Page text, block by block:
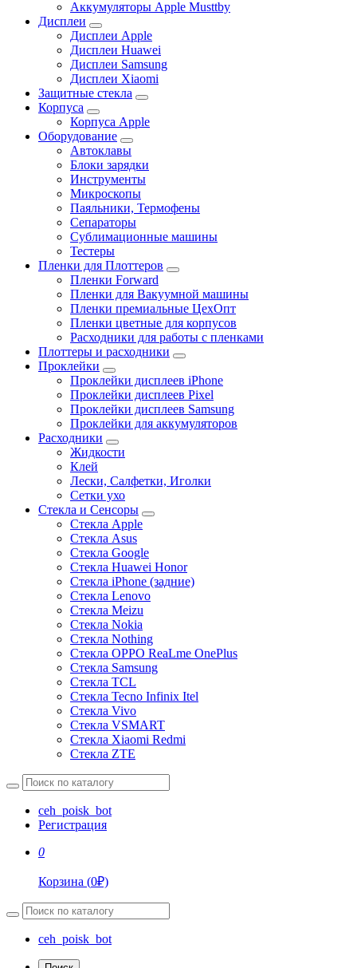
Аккумуляторы Apple Musttby
Дисплеи
Дисплеи Apple
Дисплеи Huawei
Дисплеи Samsung
Дисплеи Xiaomi
Защитные стекла
Корпуса
Корпуса Apple
Оборудование
Автоклавы
Блоки зарядки
Инструменты
Микроскопы
Паяльники, Термофены
Сепараторы
Сублимационные машины
Тестеры
Пленки для Плоттеров
Пленки Forward
Пленки для Вакуумной машины
Пленки премиальные ЦехОпт
Пленки цветные для корпусов
Расходники для работы с пленками
Плоттеры и расходники
Проклейки
Проклейки дисплеев iPhone
Проклейки дисплеев Pixel
Проклейки дисплеев Samsung
Проклейки для аккумуляторов
Расходники
Жидкости
Клей
Лески, Салфетки, Иголки
Сетки ухо
Стекла и Сенсоры
Стекла Apple
Стекла Asus
Стекла Google
Стекла Huawei Honor
Стекла iPhone (задние)
Стекла Lenovo
Стекла Meizu
Стекла Nokia
Стекла Nothing
Стекла OPPO ReaLme OnePlus
Стекла Samsung
Стекла TCL
Стекла Tecno Infinix Itel
Стекла Vivo
Стекла VSMART
Стекла Xiaomi Redmi
Стекла ZTE
ceh_poisk_bot
Регистрация
0
Корзина (0₽)
ceh_poisk_bot